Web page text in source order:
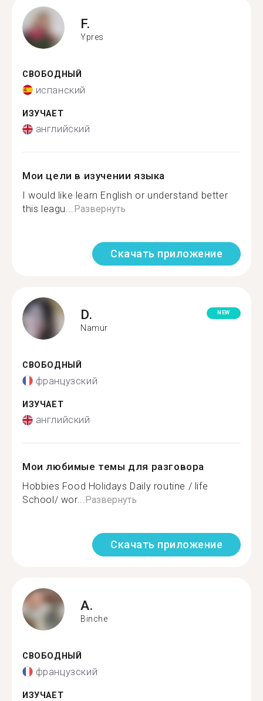
F.
Ypres
СВОБОДНЫЙ
испанский
ИЗУЧАЕТ
английский
Мои цели в изучении языка
I would like learn English or understand better
this leagu...Развернуть
Скачать приложение
D.
Namur
NEW
СВОБОДНЫЙ
французский
ИЗУЧАЕТ
английский
Мои любимые темы для разговора
Hobbies Food Holidays Daily routine / life
School/ wor...Развернуть
Скачать приложение
A.
Binche
СВОБОДНЫЙ
французский
ИЗУЧАЕТ